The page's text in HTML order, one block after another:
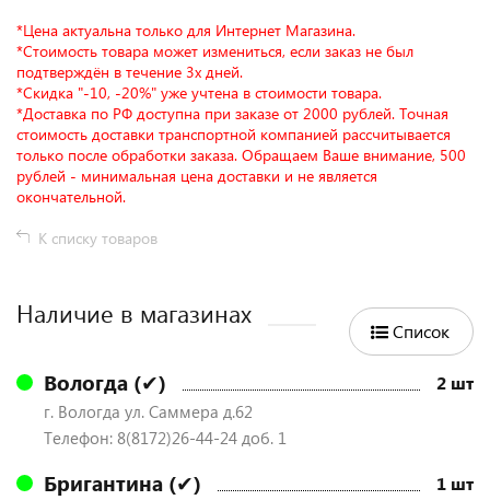
*Цена актуальна только для Интернет Магазина.
*Стоимость товара может измениться, если заказ не был
подтверждён в течение 3х дней.
*Скидка "-10, -20%" уже учтена в стоимости товара.
*Доставка по РФ доступна при заказе от 2000 рублей. Точная
стоимость доставки транспортной компанией рассчитывается
только после обработки заказа. Обращаем Ваше внимание, 500
рублей - минимальная цена доставки и не является
окончательной.
К списку товаров
Наличие в магазинах
Список
Вологда (✔) 2 шт
г. Вологда ул. Саммера д.62
Телефон: 8(8172)26-44-24 доб. 1
Бригантина (✔) 1 шт